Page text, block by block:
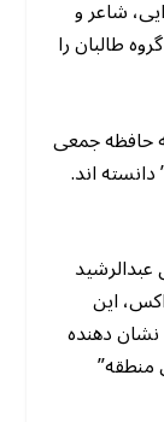
شاعر و
طالبان را
حافظه جمعی
اند.
این
نشان دهنده